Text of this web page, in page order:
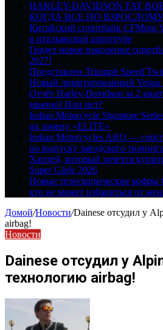
HARLEY-DAVIDSON FAT
КОГДА ВСЕ ПО ВЗРОСЛОМУ!
Китайский спортбайк CFMoto
в итальянской аэротрубе
Грядет новое поколение
2027!
Представлен Triumph Speed
Новый лимитированный Vespa
Отчёт Harley-Davidson за 2
мрачно! Или нет?
Indian Motorcycle Signature
на замену «ELITE»
Indian Motorcycles ARO —
по выпуску заводского тюнинга
Харлей, который хочется
Super Glide 2026
Новые телескопические
кто не может избавиться от
Домой/Новости/Dainese отсудил у
airbag!
Новости
Dainese отсудил у
технологию airbag!